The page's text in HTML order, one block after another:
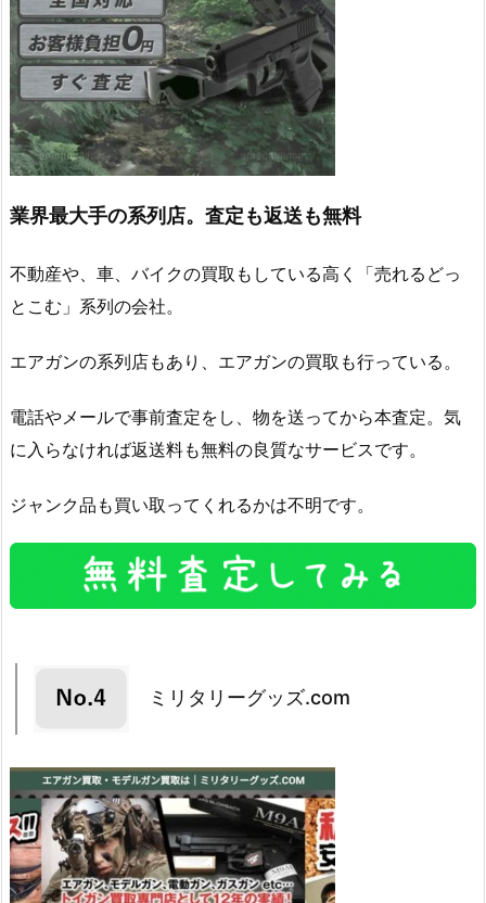
業界最大手の系列店。査定も返送も無料
不動産や、車、バイクの買取もしている高く「売れるどっ
とこむ」系列の会社。
エアガンの系列店もあり、エアガンの買取も行っている。
電話やメールで事前査定をし、物を送ってから本査定。気
に入らなければ返送料も無料の良質なサービスです。
ジャンク品も買い取ってくれるかは不明です。
ミリタリーグッズ.com